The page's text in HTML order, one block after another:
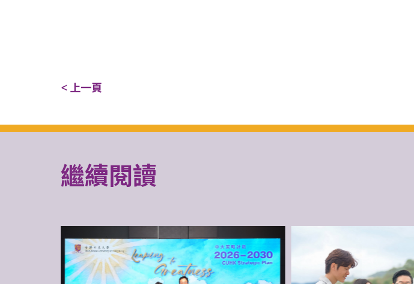
< 上一頁
繼續閱讀